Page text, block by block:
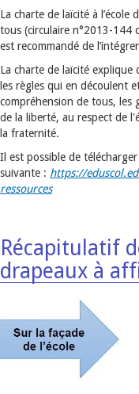
La charte de laïcité à
tous (circulaire n°2013-144
est recommandé de
La charte de laïcité explique
les règles qui en découlent
compréhension de tous, les
de la liberté, au respect de
la fraternité.
Il est possible de
suivante : https://
ressources
Récapitulatif
drapeaux à